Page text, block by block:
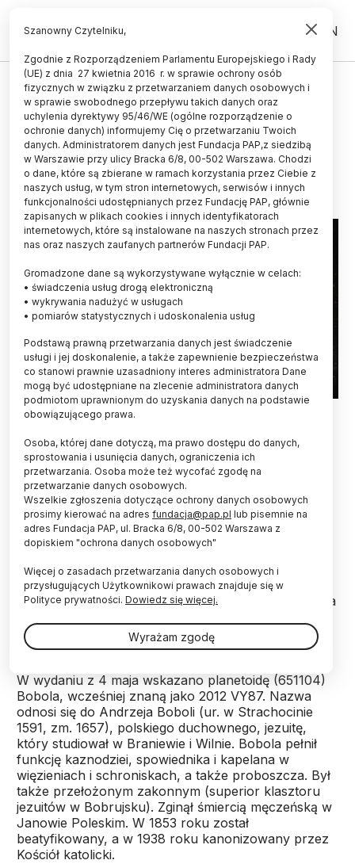
PL EN
KOSMOS
Troje Polaków uhonorowanych
nazwami planetoid
27.05.2026
aktualizacja: 27.05.2026
2 minuty czytania
Fot. Adobe Stock
W kosmosie pojawiły się kolejne nazwy asteroid
związane z Polską. Jedna dotyczy księdza
żyjącego w XVI/XVII wieku, a druga -
współczesnych popularyzatorów mineralogii i
meteorytyki. Nazwy ogłosiła oficjalnie
Międzynarodowa Unia Astronomiczna (IAU).
W majowych wydaniach biuletynu WGSBN pojawiły
się dwie nazwy planetoid związanych z naszym
krajem. To w tym biuletynie specjalna grupa robocza
publikuje oficjalne nazwy dla planetoid.
W wydaniu z 4 maja wskazano planetoidę (651104)
Bobola, wcześniej znaną jako 2012 VY87. Nazwa
odnosi się do Andrzeja Boboli (ur. w Strachocinie
1591, zm. 1657), polskiego duchownego, jezuitę,
który studiował w Braniewie i Wilnie. Bobola pełnił
funkcję kaznodziei, spowiednika i kapelana w
więzieniach i schroniskach, a także proboszcza. Był
także przełożonym zakonnym (superior klasztoru
jezuitów w Bobrujsku). Zginął śmiercią męczeńską w
Janowie Poleskim. W 1853 roku został
beatyfikowany, a w 1938 roku kanonizowany przez
Kościół katolicki.
Szanowny Czytelniku,
Zgodnie z Rozporządzeniem Parlamentu Europejskiego i Rady
(UE) z dnia 27 kwietnia 2016 r. w sprawie ochrony osób
fizycznych w związku z przetwarzaniem danych osobowych i
w sprawie swobodnego przepływu takich danych oraz
uchylenia dyrektywy 95/46/WE (ogólne rozporządzenie o
ochronie danych) informujemy Cię o przetwarzaniu Twoich
danych. Administratorem danych jest Fundacja PAP,z siedzibą
w Warszawie przy ulicy Bracka 6/8, 00-502 Warszawa. Chodzi
o dane, które są zbierane w ramach korzystania przez Ciebie z
naszych usług, w tym stron internetowych, serwisów i innych
funkcjonalności udostępnianych przez Fundację PAP, głównie
zapisanych w plikach cookies i innych identyfikatorach
internetowych, które są instalowane na naszych stronach przez
nas oraz naszych zaufanych partnerów Fundacji PAP.
Gromadzone dane są wykorzystywane wyłącznie w celach:
• świadczenia usług drogą elektroniczną
• wykrywania nadużyć w usługach
• pomiarów statystycznych i udoskonalenia usług
Podstawą prawną przetwarzania danych jest świadczenie
usługi i jej doskonalenie, a także zapewnienie bezpieczeństwa
co stanowi prawnie uzasadniony interes administratora Dane
mogą być udostępniane na zlecenie administratora danych
podmiotom uprawnionym do uzyskania danych na podstawie
obowiązującego prawa.
Osoba, której dane dotyczą, ma prawo dostępu do danych,
sprostowania i usunięcia danych, ograniczenia ich
przetwarzania. Osoba może też wycofać zgodę na
przetwarzanie danych osobowych.
Wszelkie zgłoszenia dotyczące ochrony danych osobowych
prosimy kierować na adres fundacja@pap.pl lub pisemnie na
adres Fundacja PAP, ul. Bracka 6/8, 00-502 Warszawa z
dopiskiem "ochrona danych osobowych"
Więcej o zasadach przetwarzania danych osobowych i
przysługujących Użytkownikowi prawach znajduje się w
Polityce prywatności. Dowiedz się więcej.
Wyrażam zgodę